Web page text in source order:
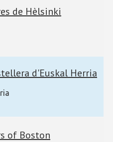
de Hèlsinki
d'Euskal Herria
of Boston